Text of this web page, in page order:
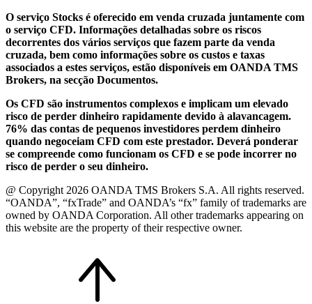
O serviço Stocks é oferecido em venda cruzada juntamente com
o serviço CFD. Informações detalhadas sobre os riscos
decorrentes dos vários serviços que fazem parte da venda
cruzada, bem como informações sobre os custos e taxas
associados a estes serviços, estão disponíveis em OANDA TMS
Brokers, na secção Documentos.
Os CFD são instrumentos complexos e implicam um elevado
risco de perder dinheiro rapidamente devido à alavancagem.
76% das contas de pequenos investidores perdem dinheiro
quando negoceiam CFD com este prestador. Deverá ponderar
se compreende como funcionam os CFD e se pode incorrer no
risco de perder o seu dinheiro.
@ Copyright 2026 OANDA TMS Brokers S.A. All rights reserved.
“OANDA”, “fxTrade” and OANDA’s “fx” family of trademarks are
owned by OANDA Corporation. All other trademarks appearing on
this website are the property of their respective owner.